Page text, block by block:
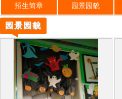
招生简章 园景园貌
园景园貌